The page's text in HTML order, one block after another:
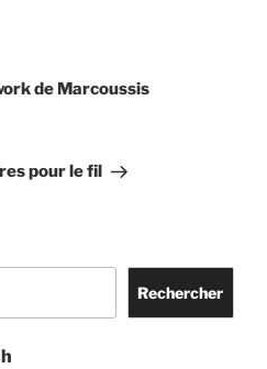
de Marcoussis
pour le fil
Rechercher